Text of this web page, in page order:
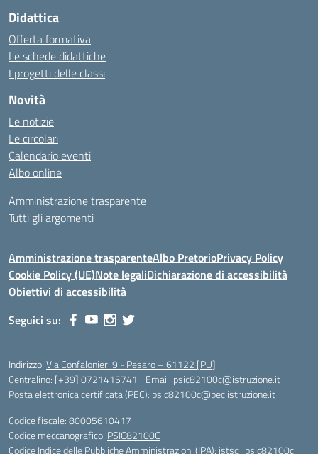
Didattica
Offerta formativa
Le schede didattiche
I progetti delle classi
Novità
Le notizie
Le circolari
Calendario eventi
Albo online
Amministrazione trasparente
Tutti gli argomenti
Amministrazione trasparenteAlbo PretorioPrivacy Policy
Cookie Policy (UE)Note legaliDichiarazione di accessibilità
Obiettivi di accessibilità
Seguici su:
Indirizzo:Via Confalonieri 9 - Pesaro – 61122 [PU]
Centralino: [+39] 0721415741 Email: psic82100c@istruzione.it
Posta elettronica certificata (PEC): psic82100c@pec.istruzione.it
Codice fiscale: 80005610417
Codice meccanografico: PSIC82100C
Codice Indice delle Pubbliche Amministrazioni (IPA): istsc_psic82100c